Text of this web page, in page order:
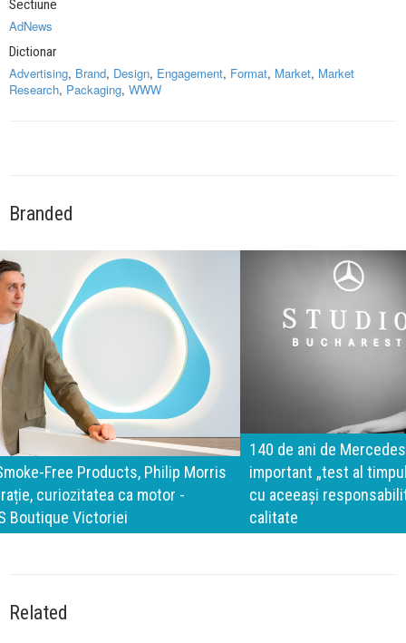
Sectiune
AdNews
Dictionar
Advertising, Brand, Design, Engagement, Format, Market, Market
Research, Packaging, WWW
Branded
140 de ani de Mercedes-Benz. Ramona Pîrlog: Cel mai
important „test al timpului” este să inovăm constant, dar
cu aceeași responsabilitate față de oameni, siguranță și
calitate
Related